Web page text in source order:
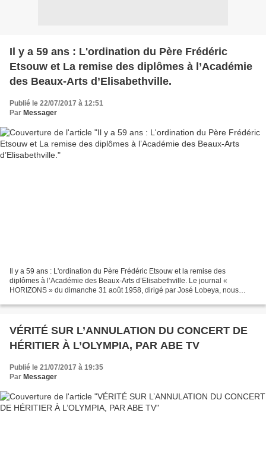
Il y a 59 ans : L'ordination du Père Frédéric
Etsouw et La remise des diplômes à l’Académie
des Beaux-Arts d’Elisabethville.
Publié le 22/07/2017 à 12:51
Par Messager
Il y a 59 ans : L'ordination du Père Frédéric Etsouw et la remise des
diplômes à l’Académie des Beaux-Arts d’Elisabethville. Le journal «
HORIZONS » du dimanche 31 août 1958, dirigé par José Lobeya, nous
VÉRITÉ SUR L’ANNULATION DU CONCERT DE
HÉRITIER À L’OLYMPIA, PAR ABE TV
Publié le 21/07/2017 à 19:35
Par Messager